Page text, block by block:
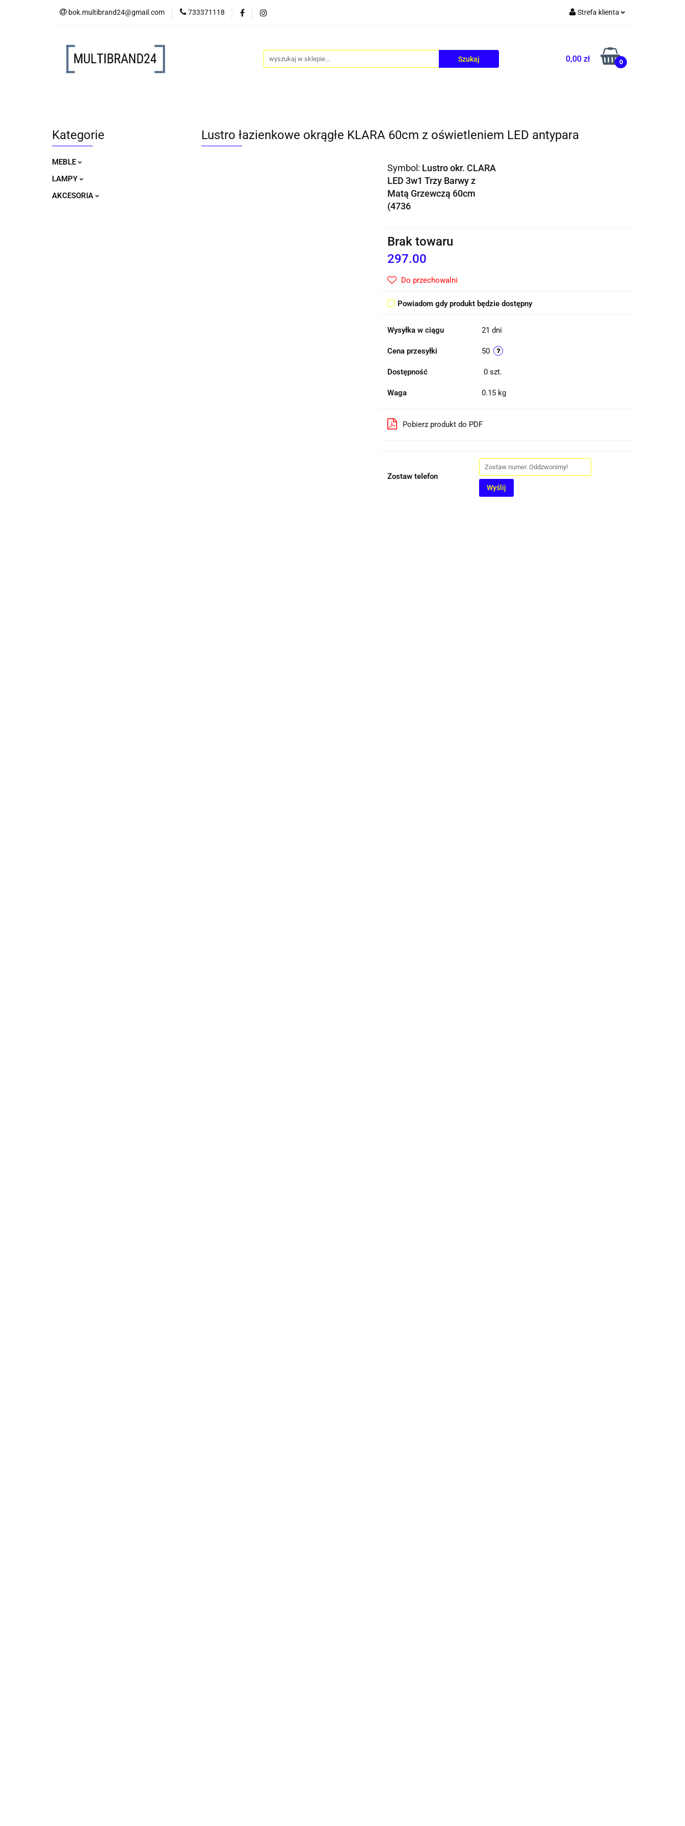
bok.multibrand24@gmail.com 733371118 Strefa klienta
Zarejestruj się
Dodaj zgłoszenie
0,00 zł 0
MEBLE LAMPY AKCESORIA
Kategorie
MEBLE
LAMPY
AKCESORIA
Lustro łazienkowe okrągłe KLARA 60cm z oświetleniem LED antypara
Symbol: Lustro okr. CLARA
LED 3w1 Trzy Barwy z
Matą Grzewczą 60cm
(4736
Brak towaru
297.00
Do przechowalni
Powiadom gdy produkt będzie dostępny
Wysyłka w ciągu 21 dni
Cena przesyłki 50
Dostępność 0 szt.
Waga 0.15 kg
Pobierz produkt do PDF
Zostaw telefon
Wyślij